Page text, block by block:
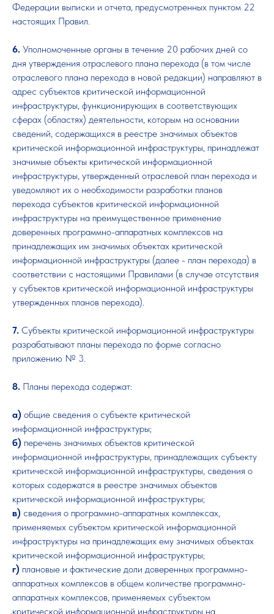
Федерации выписки и отчета, предусмотренных пунктом 22
настоящих Правил.
6. Уполномоченные органы в течение 20 рабочих дней со
дня утверждения отраслевого плана перехода (в том числе
отраслевого плана перехода в новой редакции) направляют в
адрес субъектов критической информационной
инфраструктуры, функционирующих в соответствующих
сферах (областях) деятельности, которым на основании
сведений, содержащихся в реестре значимых объектов
критической информационной инфраструктуры, принадлежат
значимые объекты критической информационной
инфраструктуры, утвержденный отраслевой план перехода и
уведомляют их о необходимости разработки планов
перехода субъектов критической информационной
инфраструктуры на преимущественное применение
доверенных программно-аппаратных комплексов на
принадлежащих им значимых объектах критической
информационной инфраструктуры (далее - план перехода) в
соответствии с настоящими Правилами (в случае отсутствия
у субъектов критической информационной инфраструктуры
утвержденных планов перехода).
7. Субъекты критической информационной инфраструктуры
разрабатывают планы перехода по форме согласно
приложению № 3.
8. Планы перехода содержат:
а) общие сведения о субъекте критической
информационной инфраструктуры;
б) перечень значимых объектов критической
информационной инфраструктуры, принадлежащих субъекту
критической информационной инфраструктуры, сведения о
которых содержатся в реестре значимых объектов
критической информационной инфраструктуры;
в) сведения о программно-аппаратных комплексах,
применяемых субъектом критической информационной
инфраструктуры на принадлежащих ему значимых объектах
критической информационной инфраструктуры;
г) плановые и фактические доли доверенных программно-
аппаратных комплексов в общем количестве программно-
аппаратных комплексов, применяемых субъектом
критической информационной инфраструктуры на